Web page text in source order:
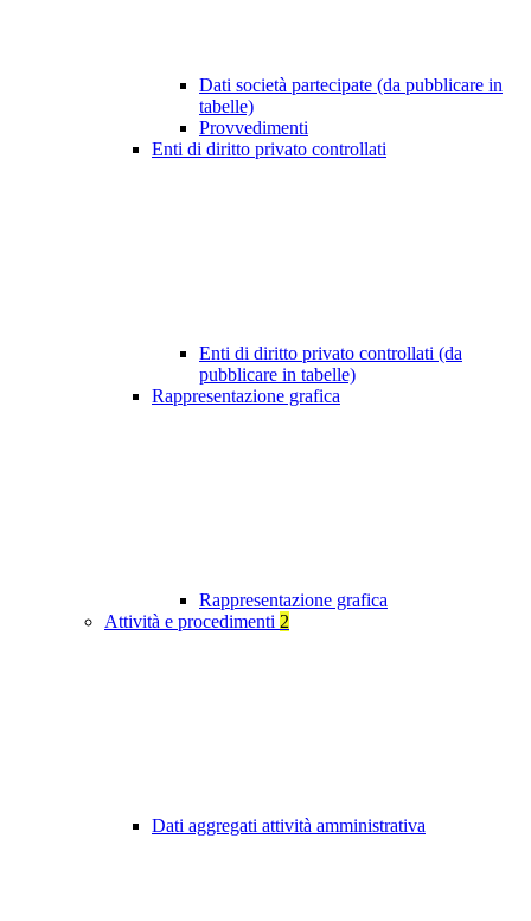
Dati società partecipate (da pubblicare in
tabelle)
Provvedimenti
Enti di diritto privato controllati
Enti di diritto privato controllati (da
pubblicare in tabelle)
Rappresentazione grafica
Rappresentazione grafica
Attività e procedimenti 2
Dati aggregati attività amministrativa